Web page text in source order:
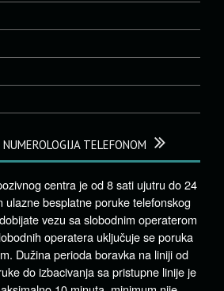
TELEFONOM
centra je od 8 sati ujutru do 24
ulazne besplatne poruke telefonskog
vezu sa slobodnim operaterom
operatera uključuje se poruka
Dužina perioda boravka na liniji od
do izbacivanja sa pristupne linije je